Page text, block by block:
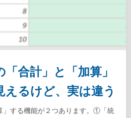
合計」と「加算」
えるけど、実は違う
」する機能が２つあります。①「統